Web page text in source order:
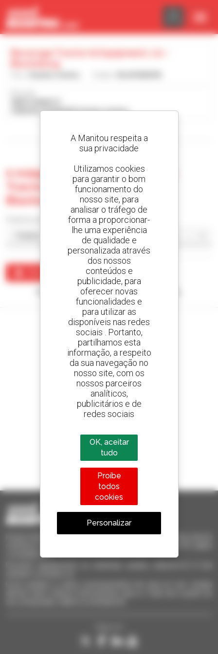
Beverage Tractor & Equipment, Llc -
24060 BLACKSBURG Estados Unidos
0 máquina usada no Beverage
Tractor & Equipment, Llc -
Blacksburg
Nenhum resultado corresponde à sua pesquisa.
Crie os seus alertas
e receba anúncios de equipamentos usados
800 concessionários
A Manitou em todo o mundo
1 em cada 4 telescópicos
vendido no mundo é um manitou
Invia le richieste a più concessionari contemporaneamente, ricevi le
o smartphone.
Painel de Gerenciamento de Cookies
A Manitou respeita a
sua privacidade
Utilizamos cookies
para garantir o bom
funcionamento do
nosso site, para
analisar o tráfego de
forma a proporcionar-
lhe uma experiência
de qualidade e
personalizada através
dos nossos
conteúdos e
publicidade, para
oferecer novas
funcionalidades e
para utilizar as
disponíveis nas redes
sociais . Portanto,
partilhamos esta
informação, a respeito
da sua navegação no
nosso site, com os
nossos parceiros
analíticos,
publicitários e de
redes sociais
OK, aceitar
tudo
Proíbe
todos
cookies
Personalizar